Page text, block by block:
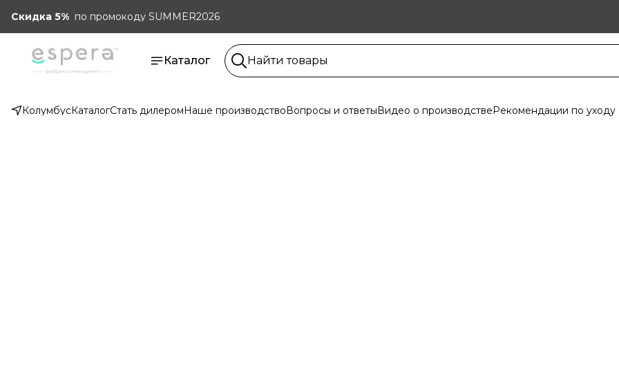
Скидка 5% по промокоду SUMMER2026
Каталог
КолумбусКаталогСтать дилеромНаше производствоВопросы и ответыВидео о производствеРекомендации по уходу